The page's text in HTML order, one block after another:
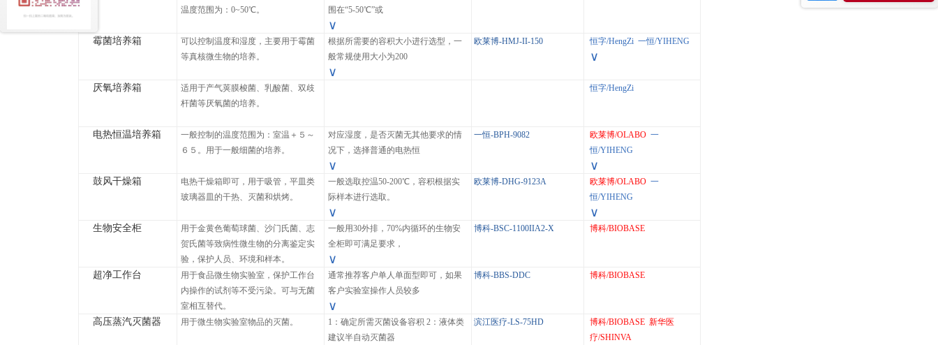
温度范围为：0~50℃。
围在“5-50℃”或
∨
霉菌培养箱
可以控制温度和湿度，主要用于霉菌
等真核微生物的培养。
根据所需要的容积大小进行选型，一
般常规使用大小为200
∨
欧莱博-HMJ-II-150 恒字/HengZi 一恒/YIHENG
∨
厌氧培养箱
适用于产气荚膜梭菌、乳酸菌、双歧
杆菌等厌氧菌的培养。
恒字/HengZi
电热恒温培养箱
一般控制的温度范围为：室温＋５～
６５。用于一般细菌的培养。
对应湿度，是否灭菌无其他要求的情
况下，选择普通的电热恒
∨
一恒-BPH-9082 欧莱博/OLABO 一
恒/YIHENG
∨
鼓风干燥箱
电热干燥箱即可，用于吸管，平皿类
玻璃器皿的干热、灭菌和烘烤。
一般选取控温50-200℃，容积根据实
际样本进行选取。
∨
欧莱博-DHG-9123A 欧莱博/OLABO 一
恒/YIHENG
∨
生物安全柜
用于金黄色葡萄球菌、沙门氏菌、志
贺氏菌等致病性微生物的分离鉴定实
验，保护人员、环境和样本。
一般用30外排，70%内循环的生物安
全柜即可满足要求，
∨
博科-BSC-1100IIA2-X 博科/BIOBASE
超净工作台
用于食品微生物实验室，保护工作台
内操作的试剂等不受污染。可与无菌
室相互替代。
通常推荐客户单人单面型即可，如果
客户实验室操作人员较多
∨
博科-BBS-DDC 博科/BIOBASE
高压蒸汽灭菌器 用于微生物实验室物品的灭菌。
1：确定所需灭菌设备容积 2：液体类
建议半自动灭菌器
滨江医疗-LS-75HD 博科/BIOBASE 新华医
疗/SHINVA